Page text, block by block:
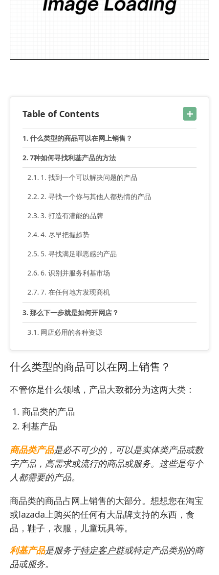
Table of Contents
什么类型的商品可以在网上销售？
7种如何寻找利基产品的方法
1. 找到一个可以解决问题的产品
2. 寻找一个你与其他人都热情的产品
3. 打造有潜能的品牌
4. 尽早把握趋势
5. 寻找满足罪恶感的产品
6. 识别并服务利基市场
7. 在任何地方发现商机
那么下一步就是如何开网店？
网店必用的各种资源
什么类型的商品可以在网上销售？
不管你是什么领域，产品大致都分为这两大类：
商品类的产品
利基产品
商品类产品是必不可少的，可以是实体类产品或数
字产品，高需求或流行的商品或服务。这些是每个
人都需要的产品。
商品类的商品占网上销售的大部分。想想您在淘宝
或lazada上购买的任何有大品牌支持的东西，食
品，鞋子，衣服，儿童玩具等。
利基产品是服务于特定客户群或特定产品类别的商
品或服务。